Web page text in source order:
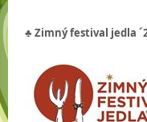
♣ Zimný festival jedla